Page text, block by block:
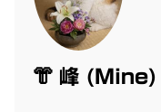
👘 峰 (Mine)